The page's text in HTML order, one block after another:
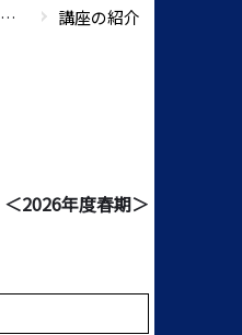
講座の紹介
＜2026年度春期＞